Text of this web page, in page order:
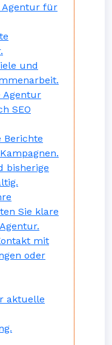
Agentur für
und
Agentur
SEO
Berichte
bisherige
Sie klare
mit
oder
aktuelle